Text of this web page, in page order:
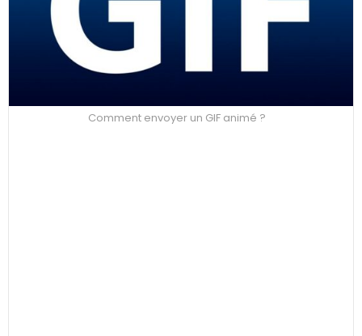
Comment envoyer un GIF animé ?